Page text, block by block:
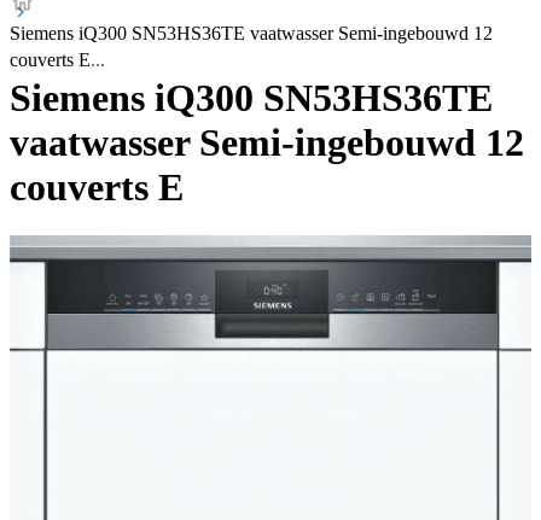
Siemens iQ300 SN53HS36TE vaatwasser Semi-ingebouwd 12
couverts E
Siemens iQ300 SN53HS36TE
vaatwasser Semi-ingebouwd 12
couverts E